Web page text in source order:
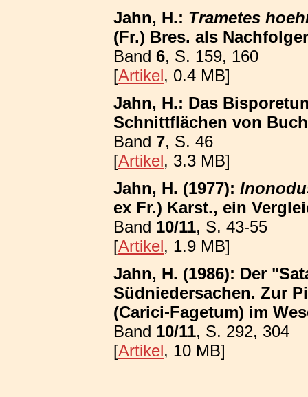
Jahn, H.: Trametes
(Fr.) Bres. als
Band 6, S. 159, 160
[Artikel, 0.4 MB]
Jahn, H.: Das
Schnittflächen von
Band 7, S. 46
[Artikel, 3.3 MB]
Jahn, H. (1977):
ex Fr.) Karst., ein
Band 10/11, S. 43-55
[Artikel, 1.9 MB]
Jahn, H. (1986): Der
Südniedersachen. Zur
(Carici-Fagetum) im
Band 10/11, S. 292, 304
[Artikel, 10 MB]